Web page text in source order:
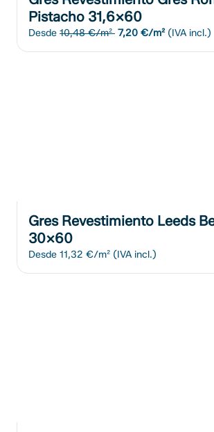
Pistacho 31,6x60
Desde 10,48 €/m² 7,20 €/m² (IVA incl.)
Gres Revestimiento Leeds
30x60
Desde 11,32 €/m² (IVA incl.)